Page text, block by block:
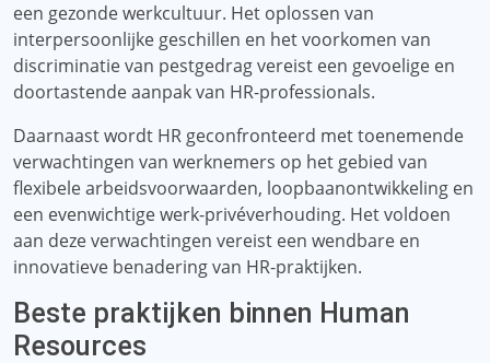
een gezonde werkcultuur. Het oplossen van
interpersoonlijke geschillen en het voorkomen van
discriminatie van pestgedrag vereist een gevoelige en
doortastende aanpak van HR-professionals.
Daarnaast wordt HR geconfronteerd met toenemende
verwachtingen van werknemers op het gebied van
flexibele arbeidsvoorwaarden, loopbaanontwikkeling en
een evenwichtige werk-privéverhouding. Het voldoen
aan deze verwachtingen vereist een wendbare en
innovatieve benadering van HR-praktijken.
Beste praktijken binnen Human
Resources